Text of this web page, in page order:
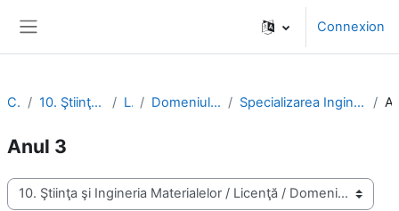
Connexion
Cours 10. Ştiinţa şi Ingineria Materialelor Licenţă Domeniul Ingineria mediului (IMed) Specializarea Ingineria şi protecţia mediului în industrie (IPMI)
Anul 3
Catégories de cours